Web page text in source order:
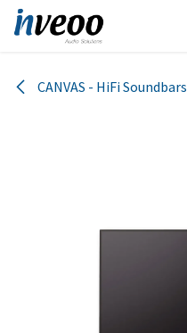
Zum Inhalt springen
CANVAS - HiFi Soundbars